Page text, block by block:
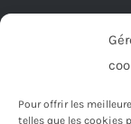
Pour offrir les
telles que les cookies